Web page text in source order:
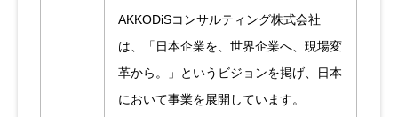
AKKODiSコンサルティング株式会社
は、「日本企業を、世界企業へ、現場変
革から。」というビジョンを掲げ、日本
において事業を展開しています。